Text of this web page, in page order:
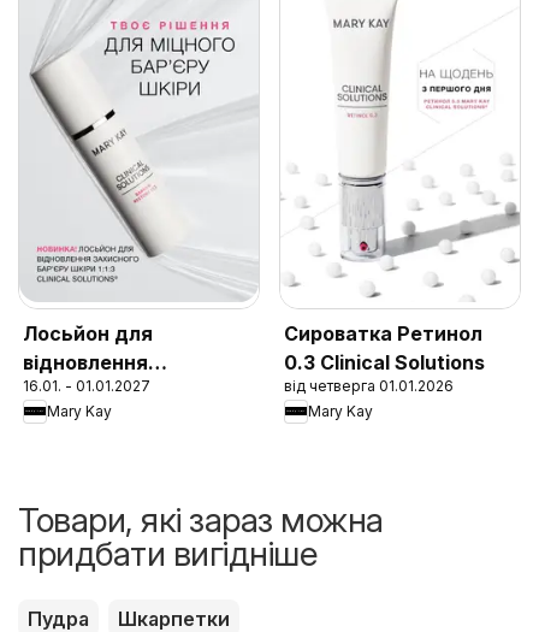
Лосьйон для
відновлення
захисного бар'єру
шкіри 1:1:3 Clinical
16.01. - 01.01.2027
Mary Kay
Сироватка Ретинол
0.3 Clinical Solutions
від четверга 01.01.2026
Mary Kay
Товари, які зараз можна
придбати вигідніше
Пудра Шкарпетки